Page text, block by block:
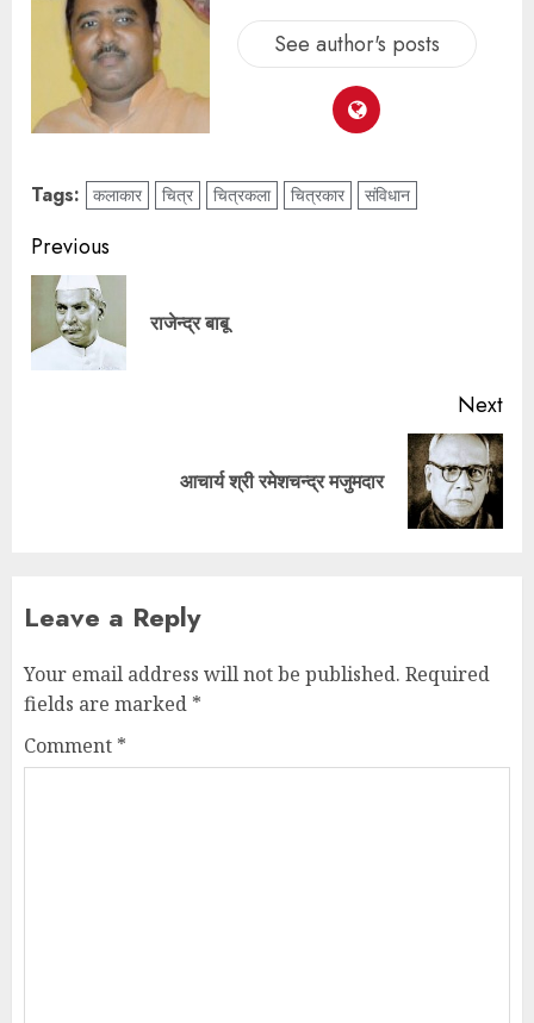
See author's posts
Tags: कलाकार चित्र चित्रकला चित्रकार संविधान
Previous
राजेन्द्र बाबू
Next
आचार्य श्री रमेशचन्द्र मजुमदार
Leave a Reply
Your email address will not be published. Required
fields are marked *
Comment *